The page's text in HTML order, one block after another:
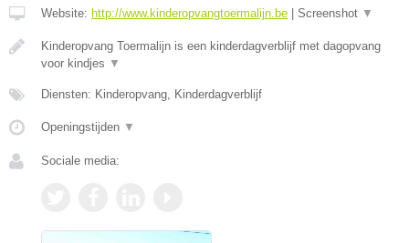
Website: http://www.kinderopvangtoermalijn.be Screenshot ▼
Kinderopvang Toermalijn is een kinderdagverblijf met dagopvang
voor kindjes ▼
Diensten: Kinderopvang, Kinderdagverblijf
Openingstijden ▼
Sociale media: